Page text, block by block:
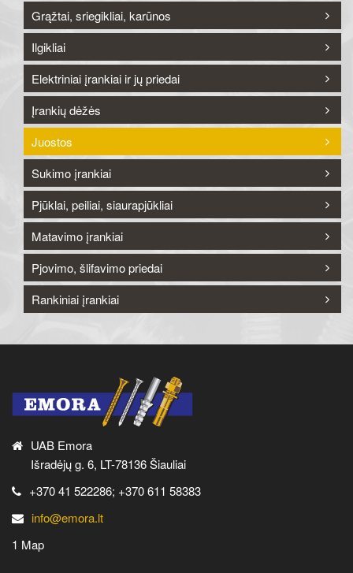
Grąžtai, sriegikliai, karūnos
Ilgikliai
Elektriniai įrankiai ir jų priedai
Įrankių dėžės
Juostos
Sukimo įrankiai
Pjūklai, peiliai, siaurapjūkliai
Matavimo įrankiai
Pjovimo, šlifavimo priedai
Rankiniai įrankiai
UAB Emora
Išradėjų g. 6, LT-78136 Šiauliai
+370 41 522286; +370 611 58383
info@emora.lt
1 Map